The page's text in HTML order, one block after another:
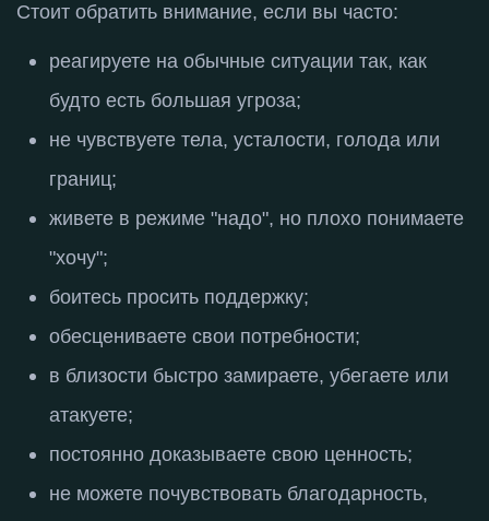
Стоит обратить внимание, если вы часто:
реагируете на обычные ситуации так, как
будто есть большая угроза;
не чувствуете тела, усталости, голода или
границ;
живете в режиме "надо", но плохо понимаете
"хочу";
боитесь просить поддержку;
обесцениваете свои потребности;
в близости быстро замираете, убегаете или
атакуете;
постоянно доказываете свою ценность;
не можете почувствовать благодарность,